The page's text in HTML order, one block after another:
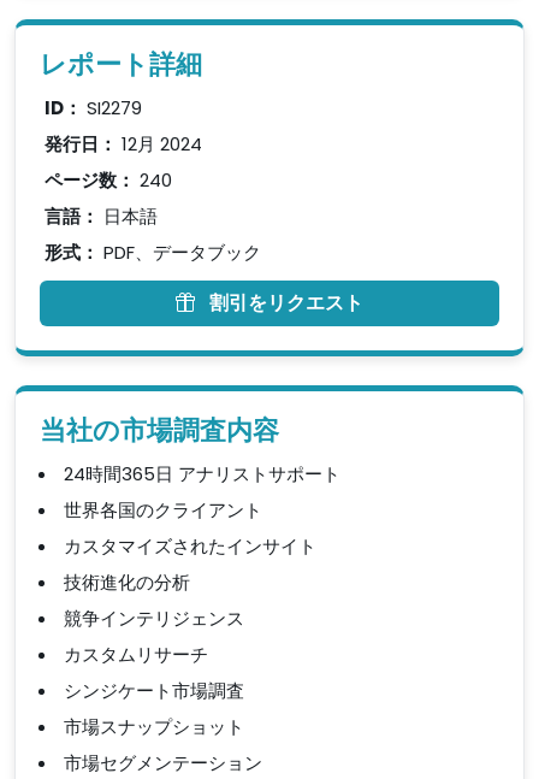
レポート詳細
ID： SI2279
発行日： 12月 2024
ページ数： 240
言語： 日本語
形式： PDF、データブック
割引をリクエスト
当社の市場調査内容
24時間365日 アナリストサポート
世界各国のクライアント
カスタマイズされたインサイト
技術進化の分析
競争インテリジェンス
カスタムリサーチ
シンジケート市場調査
市場スナップショット
市場セグメンテーション